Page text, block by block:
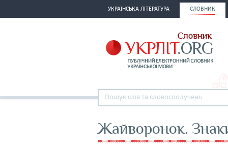
УКРАЇНСЬКА ЛІТЕРАТУРА СЛОВНИК
Жайворонок.